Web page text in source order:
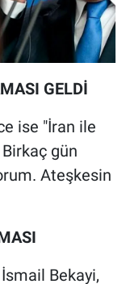
GELDİ
ise "İran ile
gün
Ateşkesin
İsmail Bekayi,